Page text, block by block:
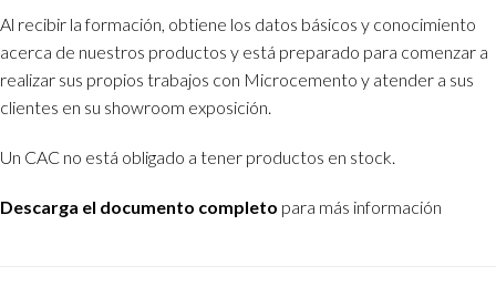
Al recibir la formación, obtiene los datos básicos y conocimiento
acerca de nuestros productos y está preparado para comenzar a
realizar sus propios trabajos con Microcemento y atender a sus
clientes en su showroom exposición.
Un CAC no está obligado a tener productos en stock.
Descarga el documento completo para más información